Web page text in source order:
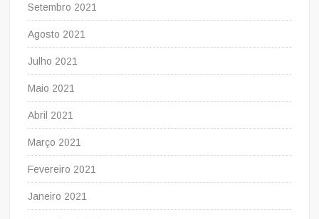
Setembro 2021
Agosto 2021
Julho 2021
Maio 2021
Abril 2021
Março 2021
Fevereiro 2021
Janeiro 2021